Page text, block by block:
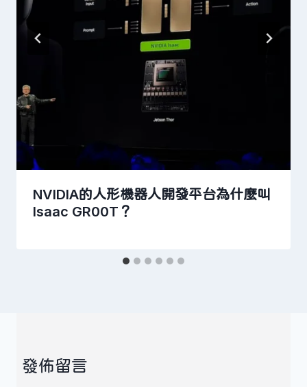
NVIDIA的人形機器人開發平台為什麼叫
Isaac GR00T？
發佈留言